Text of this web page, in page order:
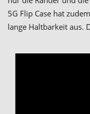
5G Flip Case hat zudem
lange Haltbarkeit aus.